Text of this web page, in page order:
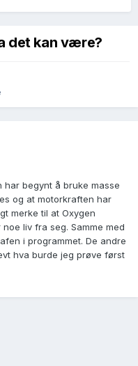
det kan være?
har begynt å bruke masse
og at motorkraften har
merke til at Oxygen
liv fra seg. Samme med
i programmet. De andre
hva burde jeg prøve først